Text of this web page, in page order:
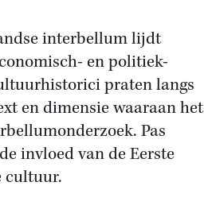
interbellum lijdt
en politiek-
praten langs
en dimensie waaraan het
Pas
invloed van de Eerste
cultuur.